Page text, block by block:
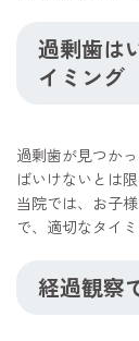
過剰歯は
イミング
過剰歯が見つか
ばいけないとは限
当院では、お子
で、適切なタイ
経過観察